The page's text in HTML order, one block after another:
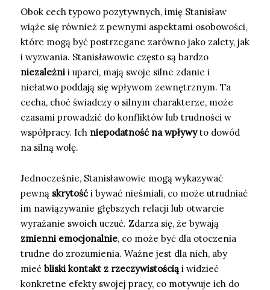
Obok cech typowo pozytywnych, imię Stanisław
wiąże się również z pewnymi aspektami osobowości,
które mogą być postrzegane zarówno jako zalety, jak
i wyzwania. Stanisławowie często są bardzo
niezależni i uparci, mają swoje silne zdanie i
niełatwo poddają się wpływom zewnętrznym. Ta
cecha, choć świadczy o silnym charakterze, może
czasami prowadzić do konfliktów lub trudności w
współpracy. Ich niepodatność na wpływyto dowód
na silną wolę.
Jednocześnie, Stanisławowie mogą wykazywać
pewną skrytość i bywać nieśmiali, co może utrudniać
im nawiązywanie głębszych relacji lub otwarcie
wyrażanie swoich uczuć. Zdarza się, że bywają
zmienni emocjonalnie, co może być dla otoczenia
trudne do zrozumienia. Ważne jest dla nich, aby
mieć bliski kontakt z rzeczywistością i widzieć
konkretne efekty swojej pracy, co motywuje ich do